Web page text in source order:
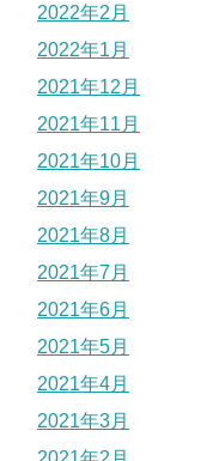
2022年2月
2022年1月
2021年12月
2021年11月
2021年10月
2021年9月
2021年8月
2021年7月
2021年6月
2021年5月
2021年4月
2021年3月